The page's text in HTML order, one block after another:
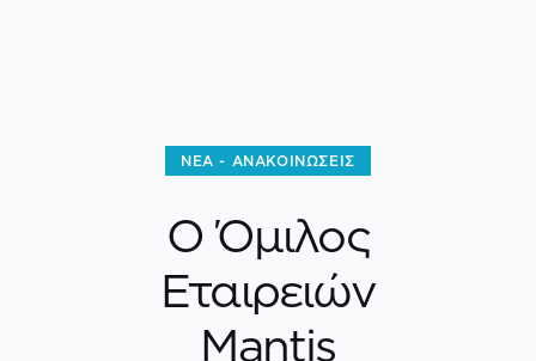
ΝΈΑ - ΑΝΑΚΟΙΝΏΣΕΙΣ
Ο Όμιλος
Εταιρειών
Mantis